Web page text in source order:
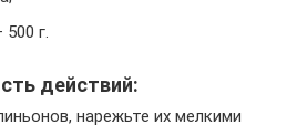
г.
действий:
нарежьте их мелкими